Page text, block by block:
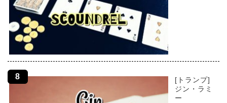
[トランプ]
ジン・ラミ
ー